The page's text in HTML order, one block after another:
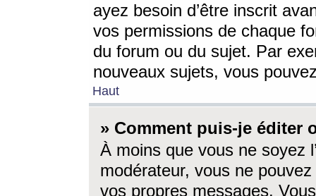
ayez besoin d’être inscrit
vos permissions de chaque
du forum ou du sujet. Par
nouveaux sujets, vous
Haut
» Comment puis-je éditer
À moins que vous ne soyez
modérateur, vous ne
vos propres messages.